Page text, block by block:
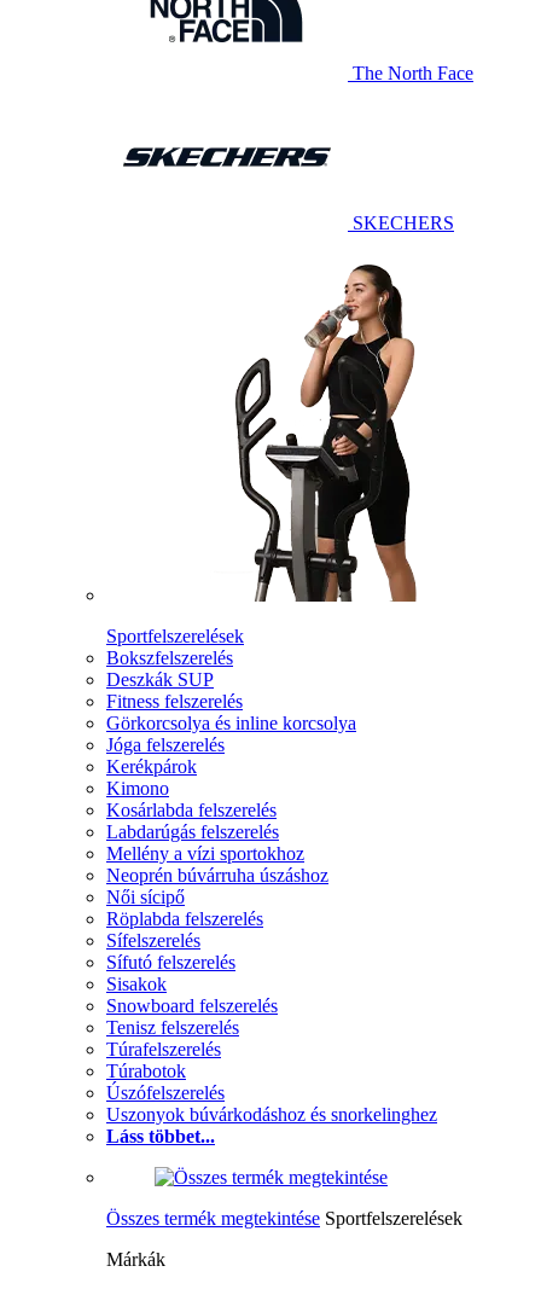
The North Face
SKECHERS
Sportfelszerelések
Bokszfelszerelés
Deszkák SUP
Fitness felszerelés
Görkorcsolya és inline korcsolya
Jóga felszerelés
Kerékpárok
Kimono
Kosárlabda felszerelés
Labdarúgás felszerelés
Mellény a vízi sportokhoz
Neoprén búvárruha úszáshoz
Női sícipő
Röplabda felszerelés
Sífelszerelés
Sífutó felszerelés
Sisakok
Snowboard felszerelés
Tenisz felszerelés
Túrafelszerelés
Túrabotok
Úszófelszerelés
Uszonyok búvárkodáshoz és snorkelinghez
Láss többet...
Összes termék megtekintése Sportfelszerelések
Márkák